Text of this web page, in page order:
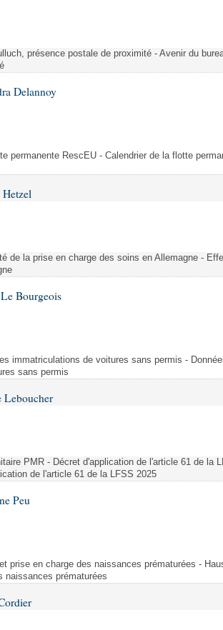
présence postale de proximité - Avenir du
Delannoy
permanente RescEU - Calendrier de la flotte
de la prise en charge des soins en Allemagne -
Bourgeois
immatriculations de voitures sans permis -
sans permis
Leboucher
PMR - Décret d'application de l'article 61 de la
de l'article 61 de la LFSS 2025
Peu
prise en charge des naissances prématurées -
naissances prématurées